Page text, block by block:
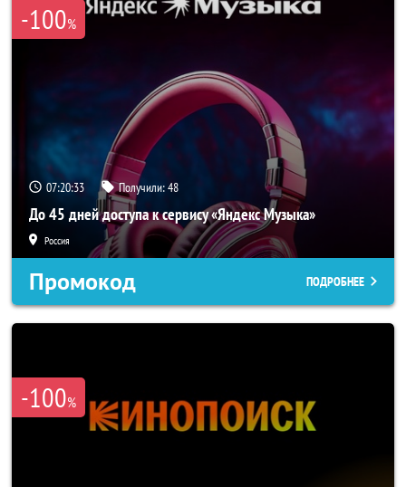
-100%
07:20:31 Получили:48
До 45 дней доступа к сервису «Яндекс Музыка»
Россия
Промокод ПОДРОБНЕЕ
-100%